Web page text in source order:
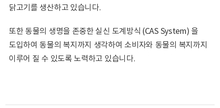
닭고기를 생산하고 있습니다.
또한 동물의 생명을 존중한 실신 도계방식 (CAS System) 을
도입하여 동물의 복지까지 생각하여 소비자와 동물의 복지까지
이루어 질 수 있도록 노력하고 있습니다.